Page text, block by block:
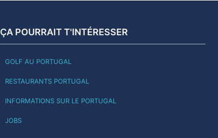
ÇA POURRAIT T'INTÉRESSER
GOLF AU PORTUGAL
RESTAURANTS PORTUGAL
INFORMATIONS SUR LE PORTUGAL
JOBS